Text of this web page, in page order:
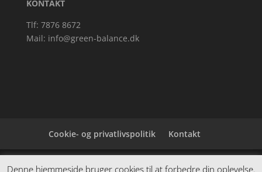
KONTAKT
Tlf: 7876 8672
Mail: info@green-balance.dk
Cookie- og privatlivspolitik Kontakt
Denne hjemmeside samler et bredt udvalg af
Denne hjemmeside bruger cookies til at forbedre din oplevelse.